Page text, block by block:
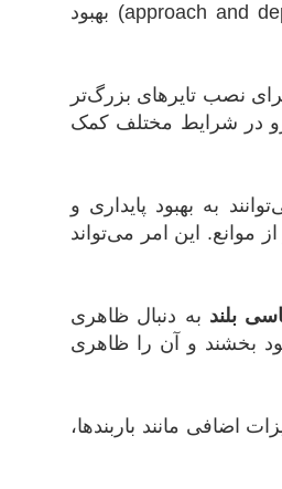
عمل کند. با افزایش ارتفاع، زاویه‌های حمله و خروج (approach and departure angles) بهبود
نصب تایرهای بزرگ‌تر
در شرایط مختلف کمک
به بهبود پایداری و
موانع. این امر می‌تواند
بلند به دنبال ظاهری
بخشند و آن را ظاهری
اضافی مانند باربندها،